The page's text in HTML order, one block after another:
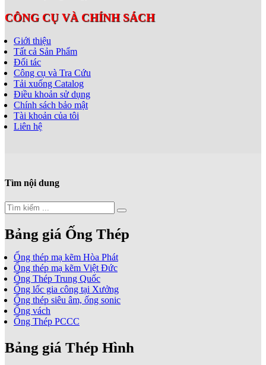
CÔNG CỤ VÀ CHÍNH SÁCH
Giới thiệu
Tất cả Sản Phẩm
Đối tác
Công cụ và Tra Cứu
Tải xuống Catalog
Điều khoản sử dụng
Chính sách bảo mật
Tài khoản của tôi
Liên hệ
Tìm nội dung
Bảng giá Ống Thép
Ống thép mạ kẽm Hòa Phát
Ống thép mạ kẽm Việt Đức
Ống Thép Trung Quốc
Ống lốc gia công tại Xưởng
Ống thép siêu âm, ống sonic
Ống vách
Ống Thép PCCC
Bảng giá Thép Hình